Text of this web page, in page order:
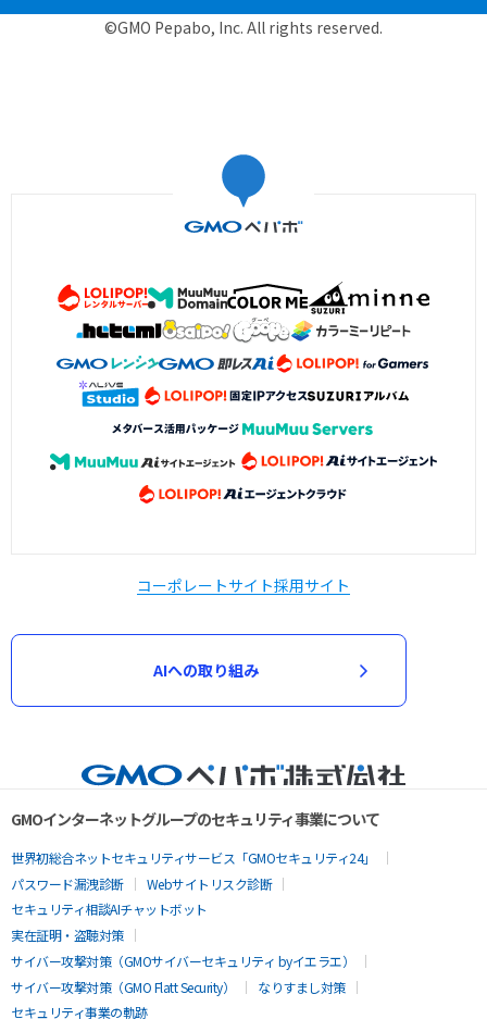
©GMO Pepabo, Inc. All rights reserved.
コーポレートサイト採用サイト
AIへの取り組み
GMOインターネットグループのセキュリティ事業について
世界初総合ネットセキュリティサービス「GMOセキュリティ24」
パスワード漏洩診断
Webサイトリスク診断
セキュリティ相談AIチャットボット
実在証明・盗聴対策
サイバー攻撃対策（GMOサイバーセキュリティ byイエラエ）
サイバー攻撃対策（GMO Flatt Security）
なりすまし対策
セキュリティ事業の軌跡